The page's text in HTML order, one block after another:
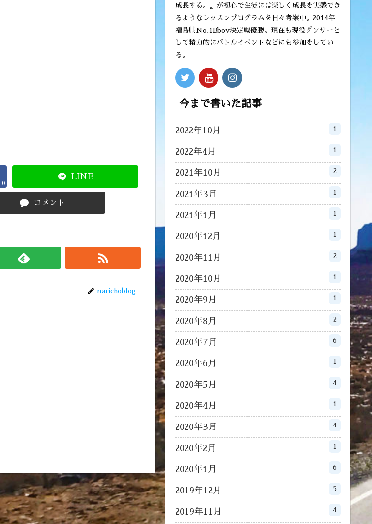
0
LINE
コメント
narichoblog
成長する。』が初心で生徒には楽しく成長を実感でき
るようなレッスンプログラムを日々考案中。2014年
福島県No.1Bboy決定戦優勝。現在も現役ダンサーと
して精力的にバトルイベントなどにも参加をしてい
る。
今まで書いた記事
2022年10月 1
2022年4月 1
2021年10月 2
2021年3月 1
2021年1月 1
2020年12月 1
2020年11月 2
2020年10月 1
2020年9月 1
2020年8月 2
2020年7月 6
2020年6月 1
2020年5月 4
2020年4月 1
2020年3月 4
2020年2月 1
2020年1月 6
2019年12月 5
2019年11月 4